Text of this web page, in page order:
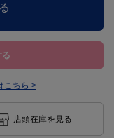
こちら >
店頭在庫を見る